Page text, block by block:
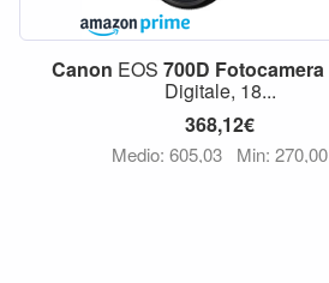
Canon EOS700D Fotocamera
Digitale, 18...
368,12€
Medio: 605,03 Min: 270,00